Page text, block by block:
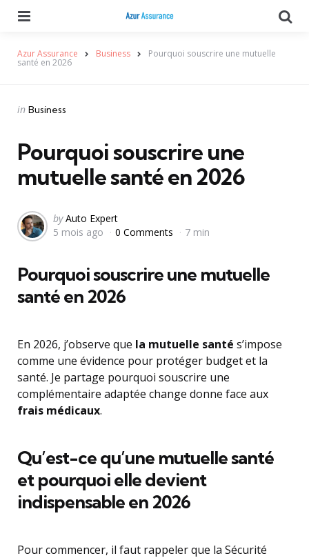
Azur Assurance Business Pourquoi souscrire une mutuelle
santé en 2026
Categories
Posted
in Business
Pourquoi souscrire une
mutuelle santé en 2026
Posted
by
by Auto Expert
5 mois ago
0 Comments 7 min
Pourquoi souscrire une mutuelle
santé en 2026
En 2026, j’observe que la mutuelle santé s’impose
comme une évidence pour protéger budget et la
santé. Je partage pourquoi souscrire une
complémentaire adaptée change donne face aux
frais médicaux.
Qu’est-ce qu’une mutuelle santé
et pourquoi elle devient
indispensable en 2026
Pour commencer, il faut rappeler que la Sécurité